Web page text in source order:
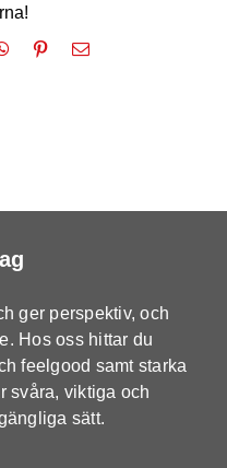
WhatsApp
Pinterest
E-
ger perspektiv, och
Hos oss hittar du
feelgood samt starka
svåra, viktiga och
sätt.